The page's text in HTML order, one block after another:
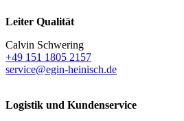
Leiter Qualität
Calvin Schwering
+49 151 1805 2157
service@egin-heinisch.de
Logistik und Kundenservice